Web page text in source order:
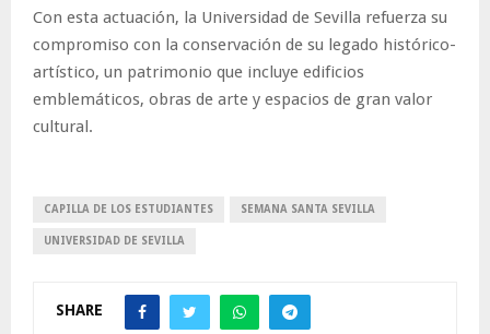
Con esta actuación, la Universidad de Sevilla refuerza su
compromiso con la conservación de su legado histórico-
artístico, un patrimonio que incluye edificios
emblemáticos, obras de arte y espacios de gran valor
cultural.
CAPILLA DE LOS ESTUDIANTES SEMANA SANTA SEVILLA
UNIVERSIDAD DE SEVILLA
SHARE